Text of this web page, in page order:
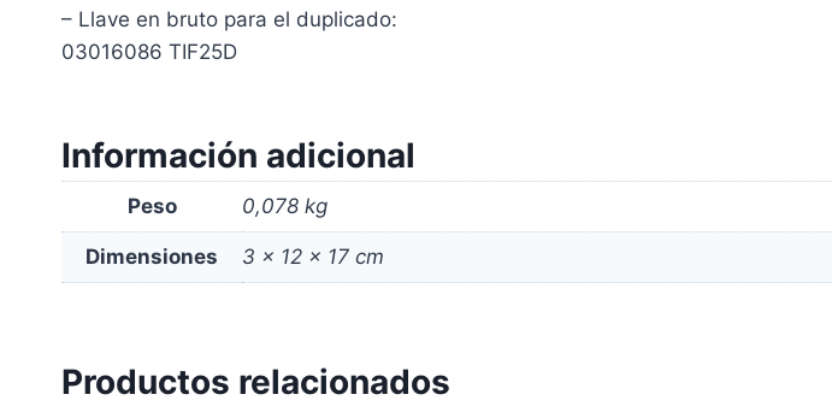
– Llave en bruto para el duplicado:
03016086 TIF25D
Información adicional
Peso 0,078 kg
Dimensiones 3 × 12 × 17 cm
Productos relacionados